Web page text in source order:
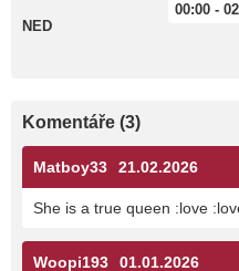
NED
00:00 -
Komentáře (3)
Matboy33 21.02.2026
She is a true queen :love
Woopi193 01.01.2026